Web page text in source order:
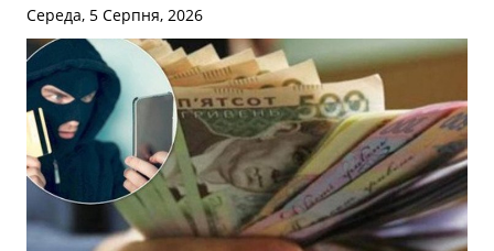
Середа, 5 Серпня, 2026